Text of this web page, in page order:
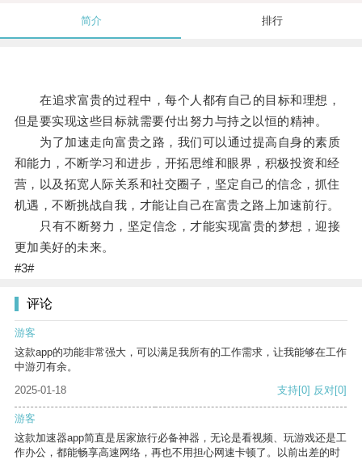
简介 排行
在追求富贵的过程中，每个人都有自己的目标和理想，
但是要实现这些目标就需要付出努力与持之以恒的精神。
为了加速走向富贵之路，我们可以通过提高自身的素质
和能力，不断学习和进步，开拓思维和眼界，积极投资和经
营，以及拓宽人际关系和社交圈子，坚定自己的信念，抓住
机遇，不断挑战自我，才能让自己在富贵之路上加速前行。
只有不断努力，坚定信念，才能实现富贵的梦想，迎接
更加美好的未来。
#3#
评论
游客
这款app的功能非常强大，可以满足我所有的工作需求，让我能够在工作
中游刃有余。
2025-01-18
支持[0] 反对[0]
游客
这款加速器app简直是居家旅行必备神器，无论是看视频、玩游戏还是工
作办公，都能畅享高速网络，再也不用担心网速卡顿了。以前出差的时